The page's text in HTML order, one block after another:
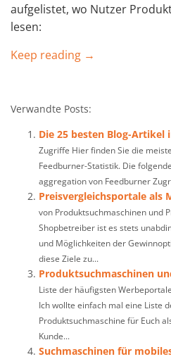
aufgelistet, wo Nutzer
lesen:
Keep reading →
Verwandte Posts:
Die 25 besten Blog-Artikel
Zugriffe Hier finden Sie die
Feedburner-Statistik. Die
aggregation von Feedburner
Preisvergleichsportale als
von Produktsuchmaschinen und
Shopbetreiber ist es stets
und Möglichkeiten der
diese Ziele zu...
Produktsuchmaschinen
Liste der häufigsten
Ich wollte einfach mal eine Liste
Produktsuchmaschine für Euch
Kunde...
Suchmaschinen für